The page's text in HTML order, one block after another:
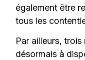
également être
tous les
Par ailleurs,
désormais à